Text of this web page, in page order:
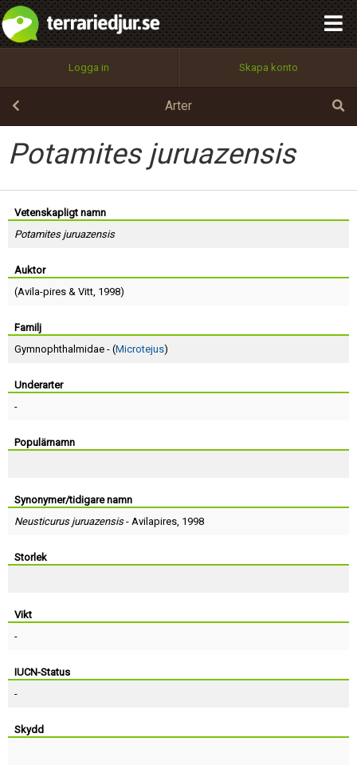
Logga in Skapa konto
Arter
Potamites juruazensis
Vetenskapligt namn
Potamites juruazensis
Auktor
(Avila-pires & Vitt, 1998)
Familj
Gymnophthalmidae - (Microtejus)
Underarter
-
Populärnamn
Synonymer/tidigare namn
Neusticurus juruazensis- Avilapires, 1998
Storlek
Vikt
-
IUCN-Status
-
Skydd
Utför
100%
OK
integritetspolicy
Namn:
Epost:
Lösenord:
Terms of Service
Skapa konto
Begär nytt lösenord
Tillbaka till förstasidan